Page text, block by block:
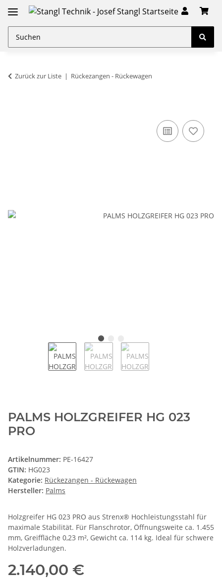
Zurück zur Liste Rückezangen - Rückewagen
PALMS HOLZGREIFER HG 023
PRO
Artikelnummer: PE-16427
GTIN: HG023
Kategorie: Rückezangen - Rückewagen
Hersteller: Palms
Holzgreifer HG 023 PRO aus Strenx® Hochleistungsstahl für
maximale Stabilität. Für Flanschrotor, Öffnungsweite ca. 1.455
mm, Greiffläche 0,23 m², Gewicht ca. 114 kg. Ideal für schwere
Holzverladungen.
2.140,00 €